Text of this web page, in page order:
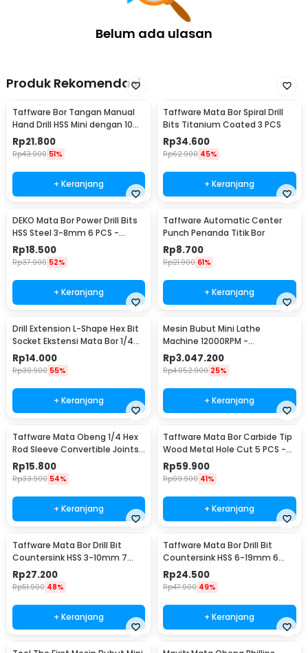
Belum ada ulasan
Produk Rekomendasi
Taffware Bor Tangan Manual
Hand Drill HSS Mini dengan 10
Mata Bor - 3003
Rp21.800
Rp43.900 51%
+ Keranjang
Taffware Mata Bor Spiral Drill
Bits Titanium Coated 3 PCS
Rp34.600
Rp62.900 45%
+ Keranjang
DEKO Mata Bor Power Drill Bits
HSS Steel 3-8mm 6 PCS -
DW1369
Rp18.500
Rp37.900 52%
+ Keranjang
Taffware Automatic Center
Punch Penanda Titik Bor
Rp8.700
Rp21.900 61%
+ Keranjang
Drill Extension L-Shape Hex Bit
Socket Ekstensi Mata Bor 1/4
Inch - 105
Rp14.000
Rp30.900 55%
+ Keranjang
Mesin Bubut Mini Lathe
Machine 12000RPM -
TZ20002MR
Rp3.047.200
Rp4.052.900 25%
+ Keranjang
Taffware Mata Obeng 1/4 Hex
Rod Sleeve Convertible Joints
8 PCS
Rp15.800
Rp33.900 54%
+ Keranjang
Taffware Mata Bor Carbide Tip
Wood Metal Hole Cut 5 PCS -
EPC-PIT-20P
Rp59.900
Rp99.900 41%
+ Keranjang
Taffware Mata Bor Drill Bit
Countersink HSS 3-10mm 7
PCS - QST-K13
Rp27.200
Rp51.900 48%
+ Keranjang
Taffware Mata Bor Drill Bit
Countersink HSS 6-19mm 6
PCS - BT3
Rp24.500
Rp47.900 49%
+ Keranjang